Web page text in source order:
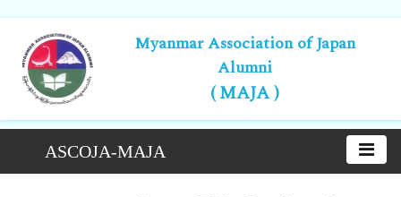
Myanmar Association of Japan
Alumni
( MAJA )
ASCOJA-MAJA